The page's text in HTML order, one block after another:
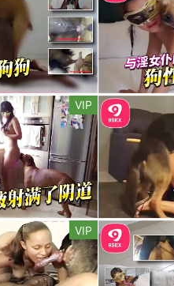
VIP
VIP